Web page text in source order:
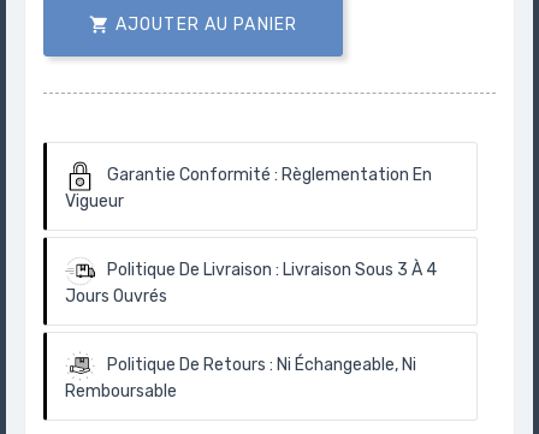
 AJOUTER AU PANIER
Garantie Conformité : Règlementation En
Vigueur
Politique De Livraison : Livraison Sous 3 À 4
Jours Ouvrés
Politique De Retours : Ni Échangeable, Ni
Remboursable